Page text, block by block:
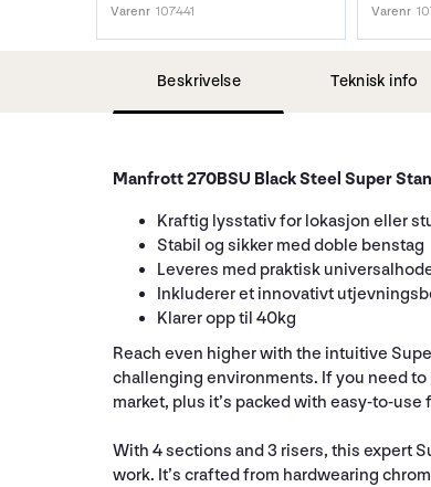
Varenr 107441 Varenr
Beskrivelse Teknisk info
Manfrott 270BSU Black Steel Super
Kraftig lysstativ for lokasjon eller
Stabil og sikker med doble benstag
Leveres med praktisk
Inkluderer et innovativt
Klarer opp til 40kg
Reach even higher with the intuitive
challenging environments. If you need
market, plus it’s packed with easy-to-
With 4 sections and 3 risers, this expert
work. It’s crafted from hardwearing